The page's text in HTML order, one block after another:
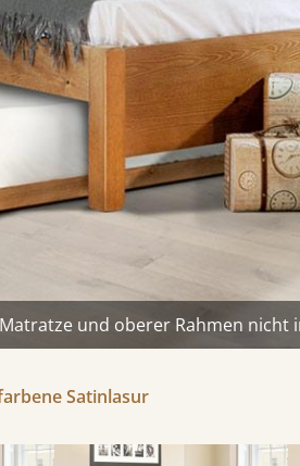
Matratze und oberer Rahmen nicht
Satinlasur